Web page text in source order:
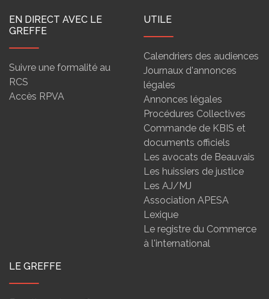
EN DIRECT AVEC LE
GREFFE
Suivre une formalité au
RCS
Accès RPVA
UTILE
Calendriers des audiences
Journaux d'annonces
légales
Annonces légales
Procédures Collectives
Commande de KBIS et
documents officiels
Les avocats de Beauvais
Les huissiers de justice
Les AJ/MJ
Association APESA
Lexique
Le registre du Commerce
à l'international
LE GREFFE